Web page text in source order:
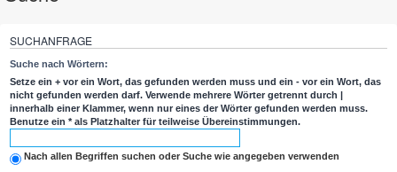
SUCHANFRAGE
Suche nach Wörtern:
Setze ein + vor ein Wort, das gefunden werden muss und ein - vor ein Wort, das
nicht gefunden werden darf. Verwende mehrere Wörter getrennt durch |
innerhalb einer Klammer, wenn nur eines der Wörter gefunden werden muss.
Benutze ein * als Platzhalter für teilweise Übereinstimmungen.
Nach allen Begriffen suchen oder Suche wie angegeben verwenden